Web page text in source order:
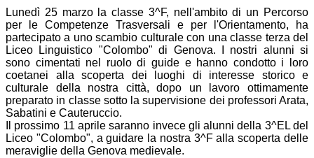
Lunedì 25 marzo la classe 3^F, nell'ambito di un Percorso
per le Competenze Trasversali e per l'Orientamento, ha
partecipato a uno scambio culturale con una classe terza del
Liceo Linguistico "Colombo" di Genova. I nostri alunni si
sono cimentati nel ruolo di guide e hanno condotto i loro
coetanei alla scoperta dei luoghi di interesse storico e
culturale della nostra città, dopo un lavoro ottimamente
preparato in classe sotto la supervisione dei professori Arata,
Sabatini e Cauteruccio.
Il prossimo 11 aprile saranno invece gli alunni della 3^EL del
Liceo "Colombo", a guidare la nostra 3^F alla scoperta delle
meraviglie della Genova medievale.